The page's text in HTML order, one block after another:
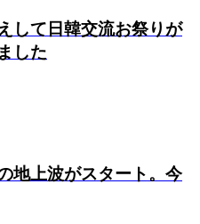
して日韓交流お祭りが
した
地上波がスタート。今